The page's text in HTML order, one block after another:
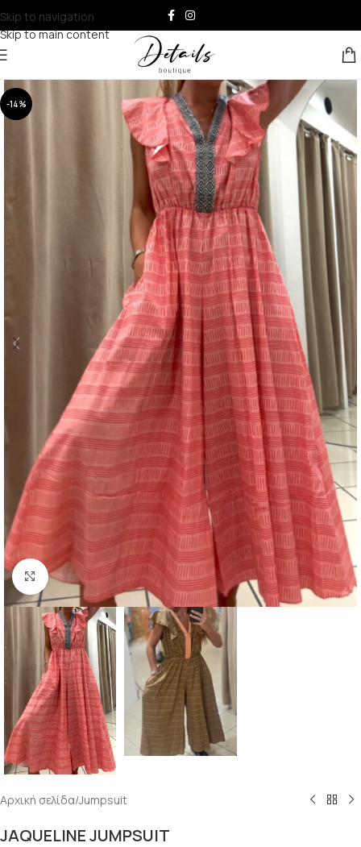
Skip to navigation
Skip to main content
-14%
Click to enlarge
Αρχική σελίδα/Jumpsuit
JAQUELINE JUMPSUIT